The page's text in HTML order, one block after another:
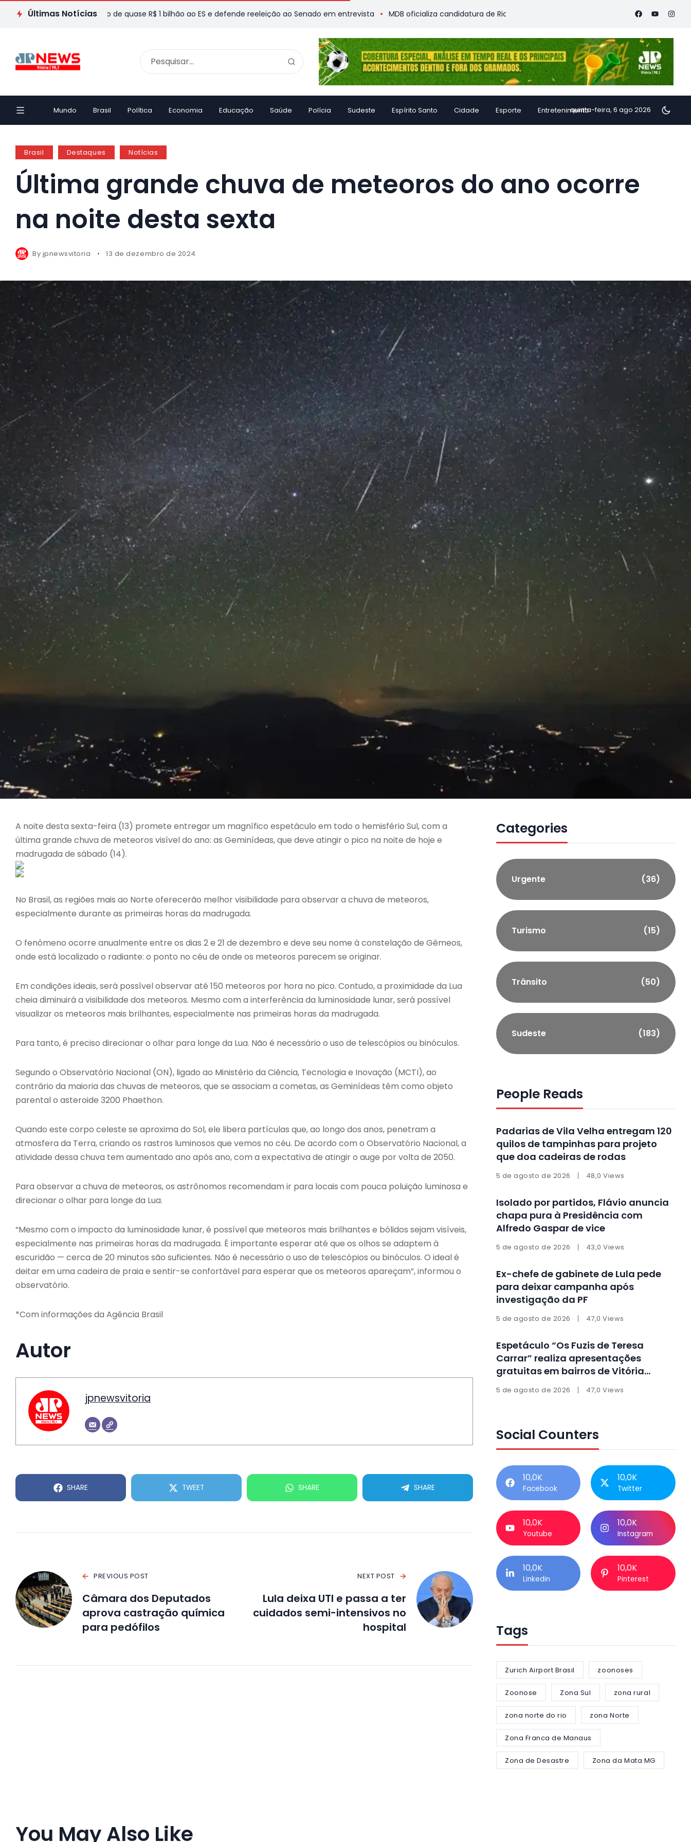
Últimas Notícias
do Val destaca envio de quase R$ 1 bilhão ao ES e defende reeleição ao Senado em entrevista MDB oficializa candidatura de Ricardo Ferraço à reeleição e lança lema “Pacto com o Futuro”
Mundo Brasil Política Economia Educação Saúde Polícia Sudeste Espírito Santo Cidade Esporte Entretenimentoquinta-feira, 6 ago 2026
Brasil Destaques Notícias
Última grande chuva de meteoros do ano ocorre
na noite desta sexta
By jpnewsvitoria 13 de dezembro de 2024
A noite desta sexta-feira (13) promete entregar um magnífico espetáculo em todo o hemisfério Sul, com a
última grande chuva de meteoros visível do ano: as Geminídeas, que deve atingir o pico na noite de hoje e
madrugada de sábado (14).
No Brasil, as regiões mais ao Norte oferecerão melhor visibilidade para observar a chuva de meteoros,
especialmente durante as primeiras horas da madrugada.
O fenômeno ocorre anualmente entre os dias 2 e 21 de dezembro e deve seu nome à constelação de Gêmeos,
onde está localizado o radiante: o ponto no céu de onde os meteoros parecem se originar.
Em condições ideais, será possível observar até 150 meteoros por hora no pico. Contudo, a proximidade da Lua
cheia diminuirá a visibilidade dos meteoros. Mesmo com a interferência da luminosidade lunar, será possível
visualizar os meteoros mais brilhantes, especialmente nas primeiras horas da madrugada.
Para tanto, é preciso direcionar o olhar para longe da Lua. Não é necessário o uso de telescópios ou binóculos.
Segundo o Observatório Nacional (ON), ligado ao Ministério da Ciência, Tecnologia e Inovação (MCTI), ao
contrário da maioria das chuvas de meteoros, que se associam a cometas, as Geminídeas têm como objeto
parental o asteroide 3200 Phaethon.
Quando este corpo celeste se aproxima do Sol, ele libera partículas que, ao longo dos anos, penetram a
atmosfera da Terra, criando os rastros luminosos que vemos no céu. De acordo com o Observatório Nacional, a
atividade dessa chuva tem aumentado ano após ano, com a expectativa de atingir o auge por volta de 2050.
Para observar a chuva de meteoros, os astrônomos recomendam ir para locais com pouca poluição luminosa e
direcionar o olhar para longe da Lua.
“Mesmo com o impacto da luminosidade lunar, é possível que meteoros mais brilhantes e bólidos sejam visíveis,
especialmente nas primeiras horas da madrugada. É importante esperar até que os olhos se adaptem à
escuridão — cerca de 20 minutos são suficientes. Não é necessário o uso de telescópios ou binóculos. O ideal é
deitar em uma cadeira de praia e sentir-se confortável para esperar que os meteoros apareçam”, informou o
observatório.
*Com informações da Agência Brasil
Autor
jpnewsvitoria
SHARE TWEET SHARE SHARE
PREVIOUS POST
Câmara dos Deputados
aprova castração química
para pedófilos
NEXT POST
Lula deixa UTI e passa a ter
cuidados semi-intensivos no
hospital
Categories
Urgente (36)
Turismo (15)
Trânsito (50)
Sudeste (183)
People Reads
Padarias de Vila Velha entregam 120
quilos de tampinhas para projeto
que doa cadeiras de rodas
5 de agosto de 2026 48,0 Views
Isolado por partidos, Flávio anuncia
chapa pura à Presidência com
Alfredo Gaspar de vice
5 de agosto de 2026 43,0 Views
Ex-chefe de gabinete de Lula pede
para deixar campanha após
investigação da PF
5 de agosto de 2026 47,0 Views
Espetáculo “Os Fuzis de Teresa
Carrar” realiza apresentações
gratuitas em bairros de Vitória
5 de agosto de 2026 47,0 Views
Social Counters
10,0K
Facebook
10,0K
Twitter
10,0K
Youtube
10,0K
Instagram
10,0K
Linkedin
10,0K
Pinterest
Tags
Zurich Airport Brasil zoonoses
Zoonose Zona Sul zona rural
zona norte do rio zona Norte
Zona Franca de Manaus
Zona de Desastre Zona da Mata MG
You May Also Like